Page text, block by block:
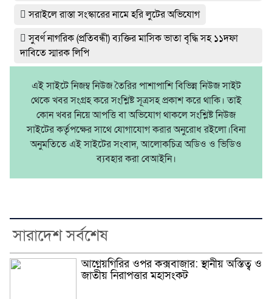
সরাইলে রাস্তা সংস্কারের নামে হরি লুটের অভিযোগ
সুবর্ণ নাগরিক (প্রতিবন্ধী) ব্যক্তির মাসিক ভাতা বৃদ্ধি সহ ১১দফা
দাবিতে স্মারক লিপি
এই সাইটে নিজম্ব নিউজ তৈরির পাশাপাশি বিভিন্ন নিউজ সাইট
থেকে খবর সংগ্রহ করে সংশ্লিষ্ট সূত্রসহ প্রকাশ করে থাকি। তাই
কোন খবর নিয়ে আপত্তি বা অভিযোগ থাকলে সংশ্লিষ্ট নিউজ
সাইটের কর্তৃপক্ষের সাথে যোগাযোগ করার অনুরোধ রইলো।বিনা
অনুমতিতে এই সাইটের সংবাদ, আলোকচিত্র অডিও ও ভিডিও
ব্যবহার করা বেআইনি।
সারাদেশ সর্বশেষ
আগ্নেয়গিরির ওপর কক্সবাজার: স্থানীয় অস্তিত্ব ও
জাতীয় নিরাপত্তার মহাসংকট